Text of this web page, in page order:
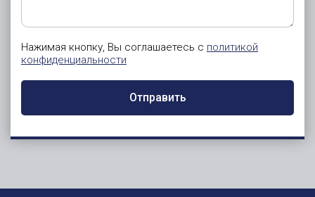
Нажимая кнопку, Вы соглашаетесь с политикой
конфиденциальности
Отправить